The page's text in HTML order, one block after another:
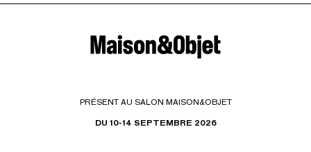
PRÉSENT AU SALON MAISON&OBJET
DU 10-14 SEPTEMBRE 2026